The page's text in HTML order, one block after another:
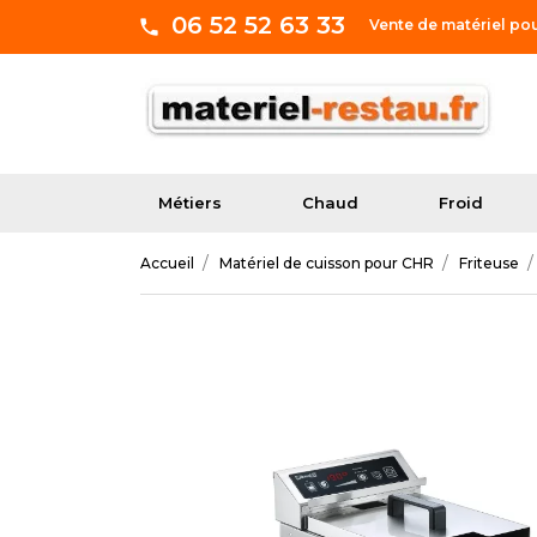
06 52 52 63 33 Vente de matériel
Métiers Chaud Froid
Accueil Matériel de cuisson pour CHR Friteuse